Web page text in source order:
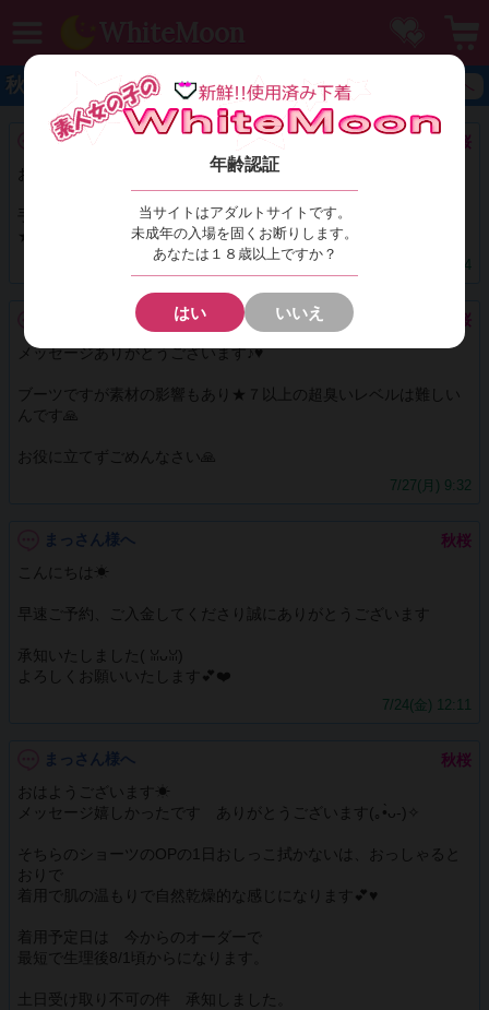
WhiteMoon
秋桜 お返事 SHOPへ
ものものたろ様へ
秋桜
お返事遅くなりすみません
手持ちの靴を全て確認しましたが
★7以上はスニーカーのみですね🙏🙏
8/1(土) 8:04
ものものたろ様へ
秋桜
メッセージありがとうございます♪♥️
ブーツですが素材の影響もあり★７以上の超臭いレベルは難しい
んです🙏
お役に立てずごめんなさい🙏
7/27(月) 9:32
まっさん様へ
秋桜
こんにちは☀
早速ご予約、ご入金してくださり誠にありがとうございます
承知いたしました(⁠ ⁠ꈍ⁠ᴗ⁠ꈍ⁠)
よろしくお願いいたします💕❤️
7/24(金) 12:11
まっさん様へ
秋桜
おはようございます☀
メッセージ嬉しかったです ありがとうございます(⁠｡⁠•̀⁠ᴗ⁠-⁠)⁠✧
そちらのショーツのOPの1日おしっこ拭かないは、おっしゃると
おりで
着用で肌の温もりで自然乾燥的な感じになります💕♥️
着用予定日は 今からのオーダーで
最短で生理後8/1頃からになります。
土日受け取り不可の件 承知しました。
年齢認証
当サイトはアダルトサイトです。
未成年の入場を固くお断りします。
あなたは１８歳以上ですか？
はい いいえ